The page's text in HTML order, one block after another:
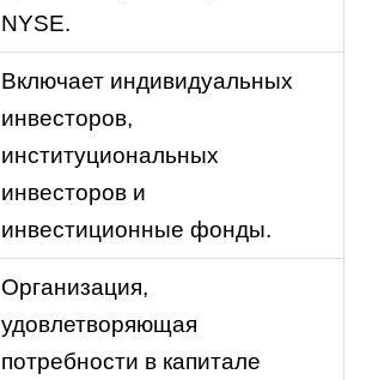
NYSE.
Включает индивидуальных
инвесторов,
институциональных
инвесторов и
инвестиционные фонды.
Организация,
удовлетворяющая
потребности в капитале